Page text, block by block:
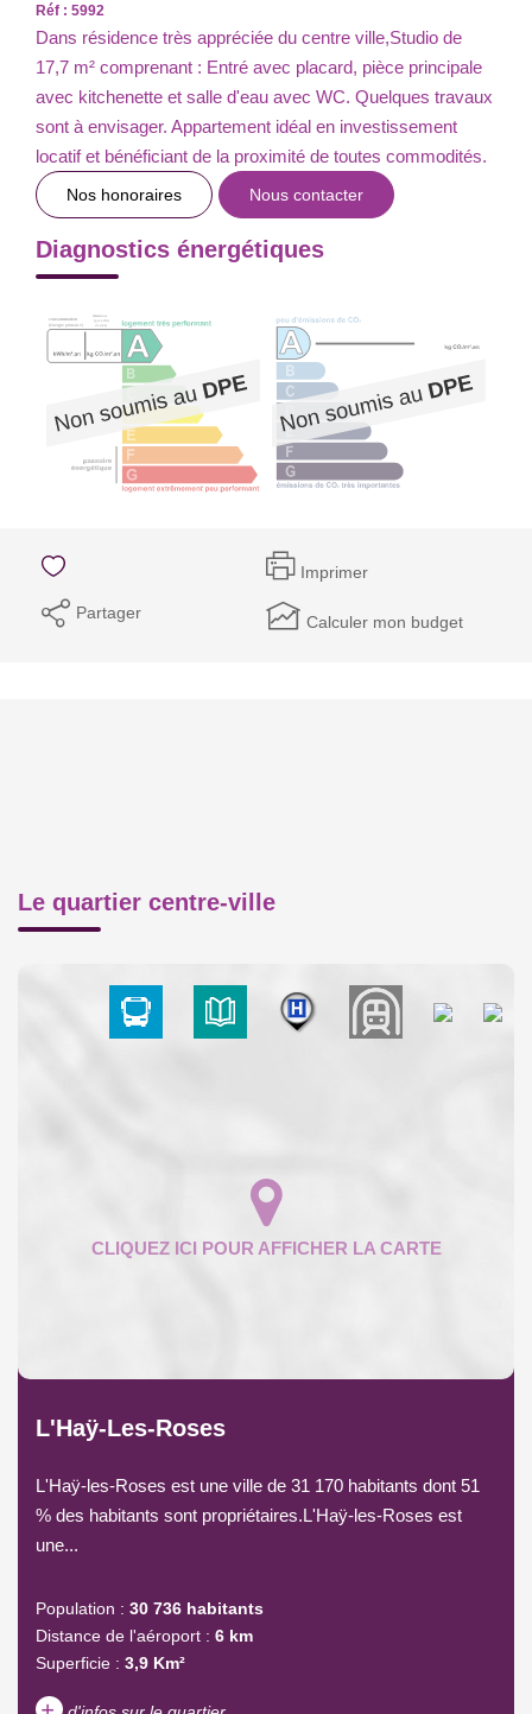
Réf : 5992
Dans résidence très appréciée du centre ville,Studio de
17,7 m² comprenant : Entré avec placard, pièce principale
avec kitchenette et salle d'eau avec WC. Quelques travaux
sont à envisager. Appartement idéal en investissement
locatif et bénéficiant de la proximité de toutes commodités.
Nos honoraires Nous contacter
Diagnostics énergétiques
Imprimer
Partager Calculer mon budget
Le quartier centre-ville
L'Haÿ-Les-Roses
L'Haÿ-les-Roses est une ville de 31 170 habitants dont 51
% des habitants sont propriétaires.L'Haÿ-les-Roses est
une...
Population : 30 736 habitants
Distance de l'aéroport : 6 km
Superficie : 3,9 Km²
+